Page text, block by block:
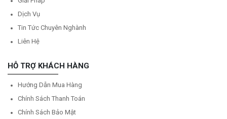
Dịch Vụ
Tin Tức Chuyên Nghành
Liên Hệ
HỖ TRỢ KHÁCH HÀNG
Hướng Dẫn Mua Hàng
Chính Sách Thanh Toán
Chính Sách Bảo Mật